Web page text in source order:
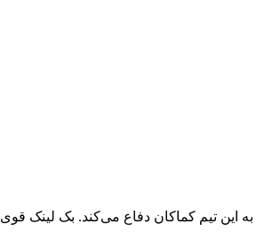
این تیم کماکان دفاع می‌کند. بک لینک قوی